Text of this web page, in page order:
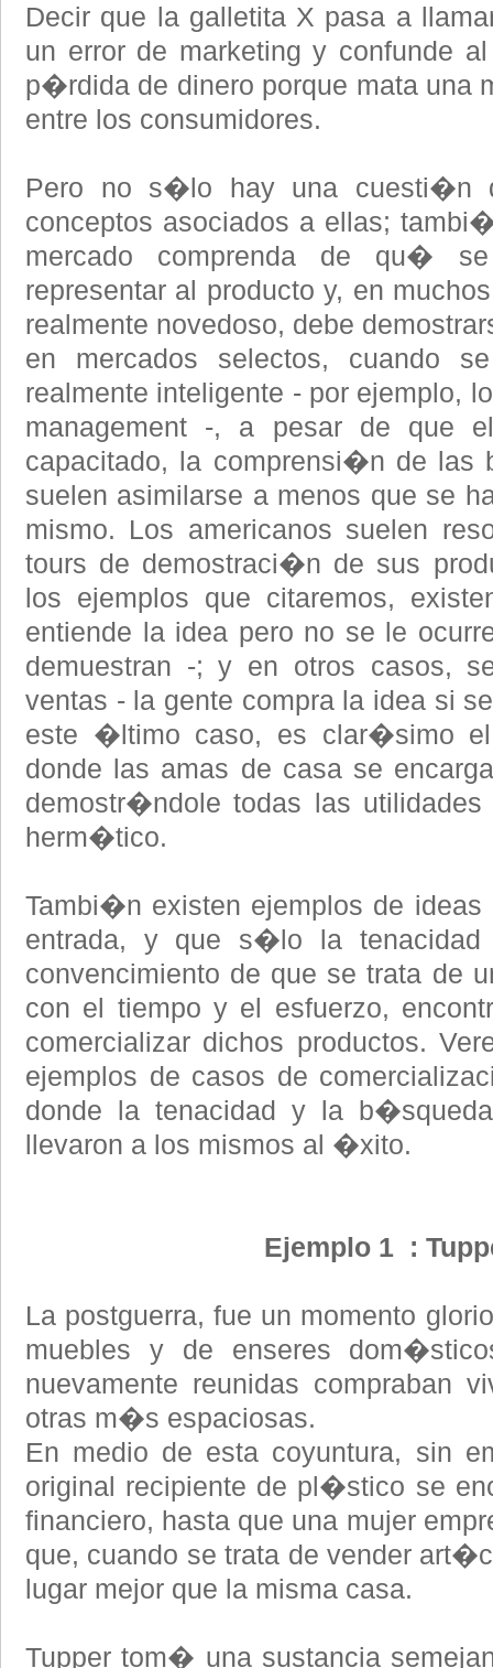
Decir que la galletita X pasa a
un error de marketing y confunde
p�rdida de dinero porque mata una
entre los consumidores.
Pero no s�lo hay una cuesti�n
conceptos asociados a ellas;
mercado comprenda de qu�
representar al producto y, en
realmente novedoso, debe
en mercados selectos, cuando
realmente inteligente - por ejemplo,
management -, a pesar de que
capacitado, la comprensi�n de las
suelen asimilarse a menos que se
mismo. Los americanos suelen
tours de demostraci�n de sus
los ejemplos que citaremos,
entiende la idea pero no se le
demuestran -; y en otros casos,
ventas - la gente compra la idea si
este �ltimo caso, es clar�simo el
donde las amas de casa se
demostr�ndole todas las
herm�tico.
Tambi�n existen ejemplos de ideas
entrada, y que s�lo la
convencimiento de que se trata de
con el tiempo y el esfuerzo,
comercializar dichos productos.
ejemplos de casos de
donde la tenacidad y la
llevaron a los mismos al �xito.
Ejemplo 1 :
La postguerra, fue un momento
muebles y de enseres
nuevamente reunidas compraban
otras m�s espaciosas.
En medio de esta coyuntura, sin
original recipiente de pl�stico se
financiero, hasta que una mujer
que, cuando se trata de vender
lugar mejor que la misma casa.
Tupper tom� una sustancia